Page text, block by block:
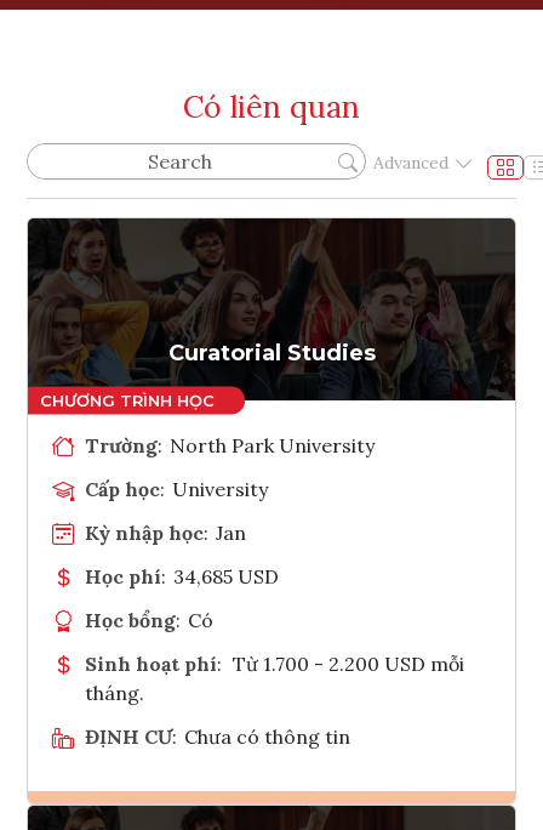
Có liên quan
Advanced
Curatorial Studies
Trường: North Park University
Cấp học: University
Kỳ nhập học: Jan
Học phí: 34,685 USD
Học bổng: Có
Sinh hoạt phí: Từ 1.700 - 2.200 USD mỗi
tháng.
ĐỊNH CƯ: Chưa có thông tin